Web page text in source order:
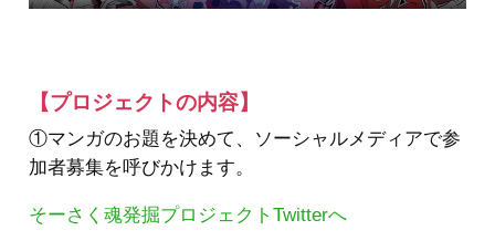
【プロジェクトの内容】
①マンガのお題を決めて、ソーシャルメディアで参
加者募集を呼びかけます。
そーさく魂発掘プロジェクトTwitterへ